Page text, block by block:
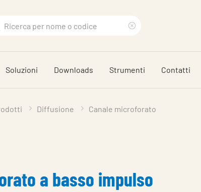
search
phrase
Soluzioni Downloads Strumenti Contatti
Diffusione Canale microforato
a basso impulso